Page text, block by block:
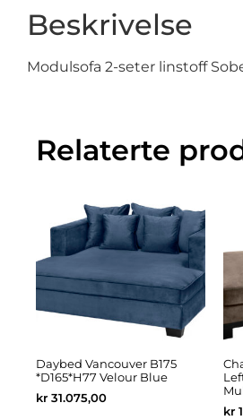
Beskrivelse
Modulsofa 2-seter linstoff
Relaterte
Daybed Vancouver B175
*D165*H77 Velour Blue
kr 31.075,00
kr